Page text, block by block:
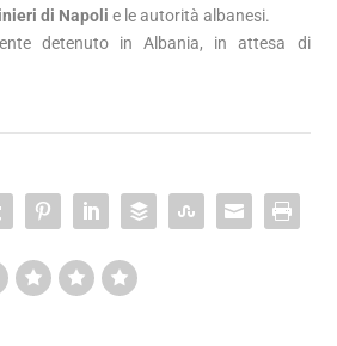
di Napoli e le autorità albanesi.
detenuto in Albania, in attesa di